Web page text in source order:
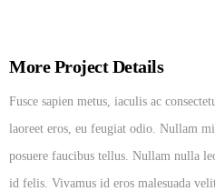
More Project Details
Fusce sapien metus, iaculis ac
laoreet eros, eu feugiat odio. Nullam
posuere faucibus tellus. Nullam nulla
id felis. Vivamus id eros malesuada